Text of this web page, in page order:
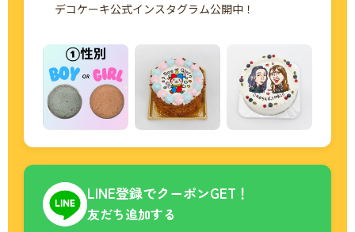
LINE登録でクーポンGET！
友だち追加する
デコケーキ公式インスタグラム公開中！